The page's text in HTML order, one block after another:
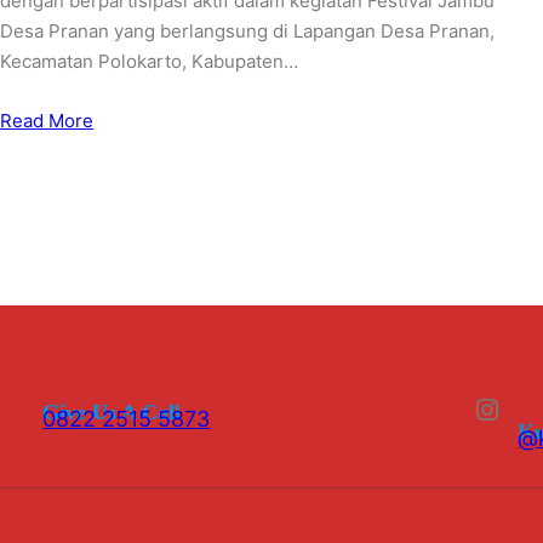
Desa Pranan yang berlangsung di Lapangan Desa Pranan,
Kecamatan Polokarto, Kabupaten…
Read More
Give Us A Call
0822 2515 5873 Instagram